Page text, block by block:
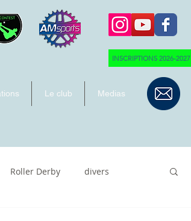
INSCRIPTIONS 2026-2027
Le club Medias
Roller Derby divers